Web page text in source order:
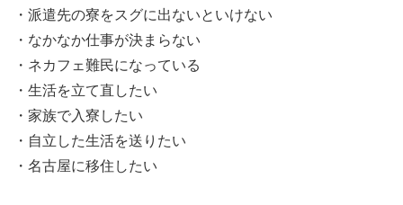
・派遣先の寮をスグに出ないといけない
・なかなか仕事が決まらない
・ネカフェ難民になっている
・生活を立て直したい
・家族で入寮したい
・自立した生活を送りたい
・名古屋に移住したい